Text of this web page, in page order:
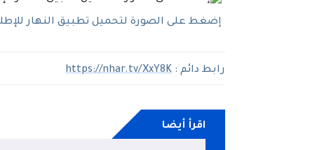
إضغط على الصورة لتحميل تطبيق النهار
رابط دائم :https://nhar.tv/XxY8K
اقرأ أيضا